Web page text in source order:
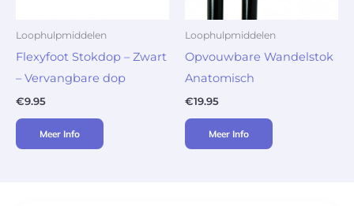
Loophulpmiddelen
Flexyfoot Stokdop – Zwart
– Vervangbare dop
€9.95
Meer Info
Loophulpmiddelen
Opvouwbare Wandelstok
Anatomisch
€19.95
Meer Info